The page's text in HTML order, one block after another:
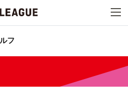
フ